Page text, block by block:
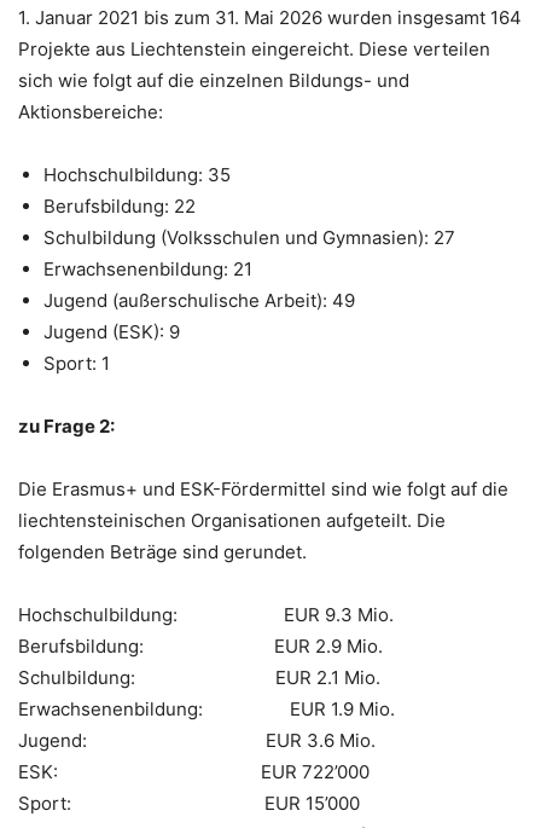
1. Januar 2021 bis zum 31. Mai 2026 wurden insgesamt 164
Projekte aus Liechtenstein eingereicht. Diese verteilen
sich wie folgt auf die einzelnen Bildungs- und
Aktionsbereiche:
Hochschulbildung: 35
Berufsbildung: 22
Schulbildung (Volksschulen und Gymnasien): 27
Erwachsenenbildung: 21
Jugend (außerschulische Arbeit): 49
Jugend (ESK): 9
Sport: 1
zu Frage 2:
Die Erasmus+ und ESK-Fördermittel sind wie folgt auf die
liechtensteinischen Organisationen aufgeteilt. Die
folgenden Beträge sind gerundet.
Hochschulbildung: EUR 9.3 Mio.
Berufsbildung: EUR 2.9 Mio.
Schulbildung: EUR 2.1 Mio.
Erwachsenenbildung: EUR 1.9 Mio.
Jugend: EUR 3.6 Mio.
ESK: EUR 722’000
Sport: EUR 15’000